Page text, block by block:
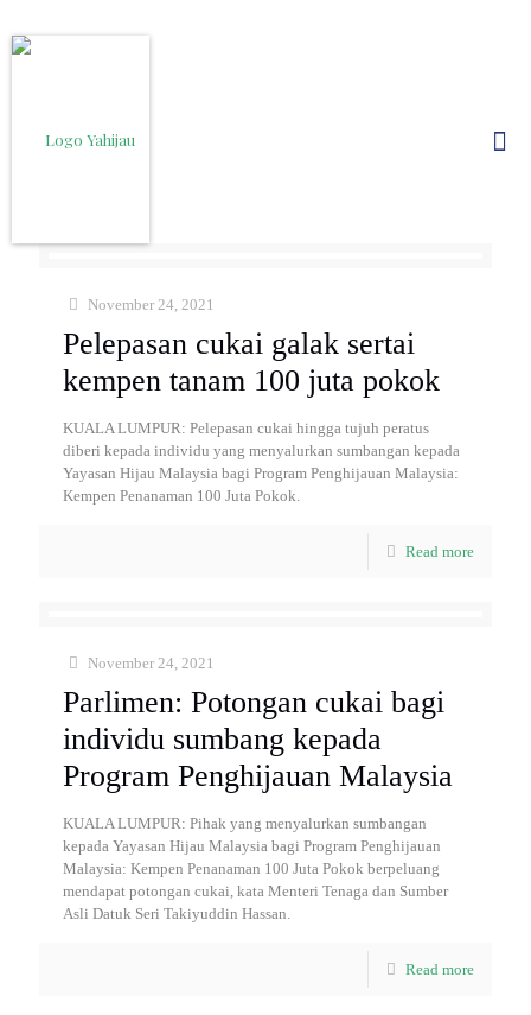
November 24, 2021
Pelepasan cukai galak sertai
kempen tanam 100 juta pokok
KUALA LUMPUR: Pelepasan cukai hingga tujuh peratus
diberi kepada individu yang menyalurkan sumbangan kepada
Yayasan Hijau Malaysia bagi Program Penghijauan Malaysia:
Kempen Penanaman 100 Juta Pokok.
Read more
November 24, 2021
Parlimen: Potongan cukai bagi
individu sumbang kepada
Program Penghijauan Malaysia
KUALA LUMPUR: Pihak yang menyalurkan sumbangan
kepada Yayasan Hijau Malaysia bagi Program Penghijauan
Malaysia: Kempen Penanaman 100 Juta Pokok berpeluang
mendapat potongan cukai, kata Menteri Tenaga dan Sumber
Asli Datuk Seri Takiyuddin Hassan.
Read more